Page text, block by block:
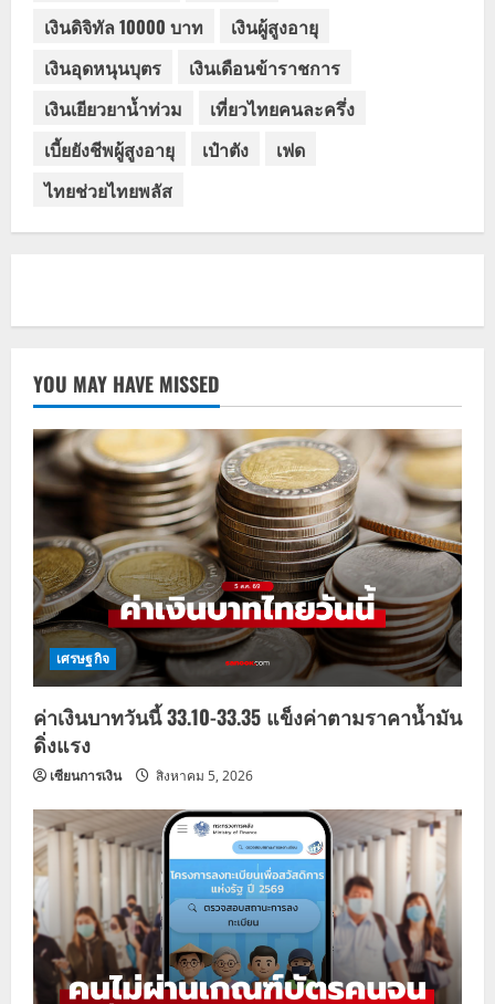
เงินดิจิทัล 10000 บาท
เงินผู้สูงอายุ
เงินอุดหนุนบุตร
เงินเดือนข้าราชการ
เงินเยียวยาน้ำท่วม
เที่ยวไทยคนละครึ่ง
เบี้ยยังชีพผู้สูงอายุ
เป๋าตัง
เฟด
ไทยช่วยไทยพลัส
YOU MAY HAVE MISSED
เศรษฐกิจ
ค่าเงินบาทวันนี้ 33.10-33.35 แข็งค่าตามราคาน้ำมัน
ดิ่งแรง
เซียนการเงิน สิงหาคม 5, 2026